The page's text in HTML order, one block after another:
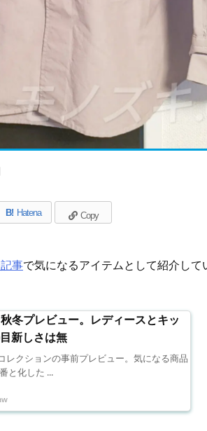
B! Hatena Copy
事で気になるアイテムとして紹介して
冬プレビュー。レディースとキッ
新しさは無
レクションの事前プレビュー。気になる商品
と化した ...